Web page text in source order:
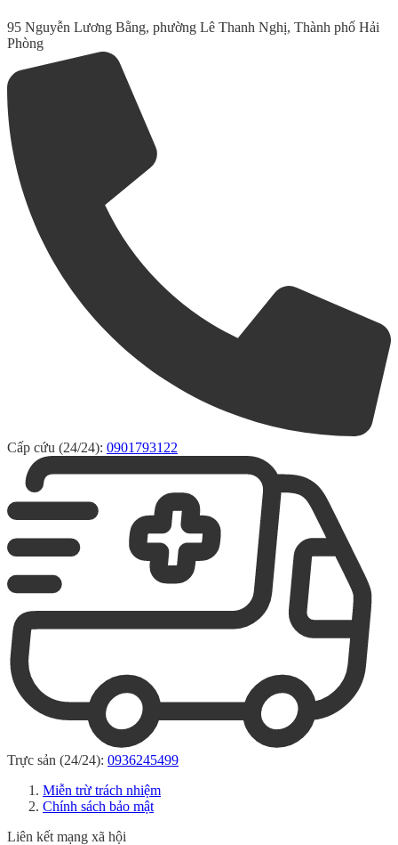
95 Nguyễn Lương Bằng, phường Lê Thanh Nghị, Thành phố Hải
Phòng
Cấp cứu (24/24): 0901793122
Trực sản (24/24): 0936245499
Miễn trừ trách nhiệm
Chính sách bảo mật
Liên kết mạng xã hội